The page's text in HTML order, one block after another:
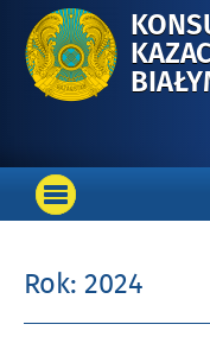
Menu
podstawowe
OTWÓRZ
MENU
Rok: 2024